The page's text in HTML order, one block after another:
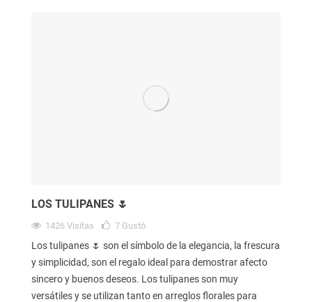
LOS TULIPANES 🌷
1426 Visitas 7 Gustó
Los tulipanes 🌷 son el símbolo de la elegancia, la frescura
y simplicidad, son el regalo ideal para demostrar afecto
sincero y buenos deseos. Los tulipanes son muy
versátiles y se utilizan tanto en arreglos florales para